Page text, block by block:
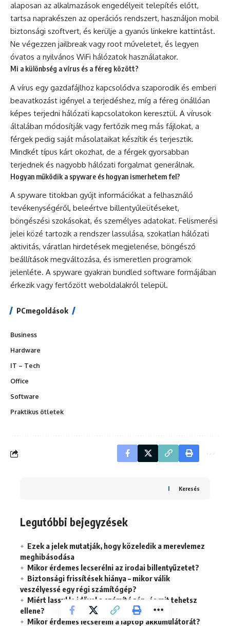
alaposan az alkalmazások engedélyeit telepítés előtt,
tartsa naprakészen az operációs rendszert, használjon mobil
biztonsági szoftvert, és kerülje a gyanús linkekre kattintást.
Ne végezzen jailbreak vagy root műveletet, és legyen
óvatos a nyilvános WiFi hálózatok használatakor.
Mi a különbség a vírus és a féreg között?
A vírus egy gazdafájlhoz kapcsolódva szaporodik és emberi
beavatkozást igényel a terjedéshez, míg a féreg önállóan
képes terjedni hálózati kapcsolatokon keresztül. A vírusok
általában módosítják vagy fertőzik meg más fájlokat, a
férgek pedig saját másolataikat készítik és terjesztik.
Mindkét típus kárt okozhat, de a férgek gyorsabban
terjednek és nagyobb hálózati forgalmat generálnak.
Hogyan működik a spyware és hogyan ismerhetem fel?
A spyware titokban gyűjt információkat a felhasználó
tevékenységéről, beleértve billentyűleütéseket,
böngészési szokásokat, és személyes adatokat. Felismerési
jelei közé tartozik a rendszer lassulása, szokatlan hálózati
aktivitás, váratlan hirdetések megjelenése, böngésző
beállítások megváltozása, és ismeretlen programok
jelenléte. A spyware gyakran bundled software formájában
érkezik vagy fertőzött weboldalakról települ.
PCmegoldások
Business
Hardware
IT – Tech
Office
Software
Praktikus ötletek
Keresés
Legutóbbi bejegyzések
Ezek a jelek mutatják, hogy közeledik a merevlemez
meghibásodása
Mikor érdemes lecserélni az irodai billentyűzetet?
Biztonsági frissítések hiánya – mikor válik
veszélyessé egy régi számítógép?
Miért lassul le idővel a számítógép, és mit tehetsz
ellene?
Mikor érdemes lecserélni a laptop akkumulátorát?